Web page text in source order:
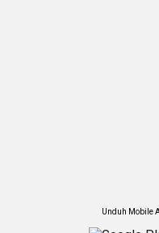
Unduh Mobile